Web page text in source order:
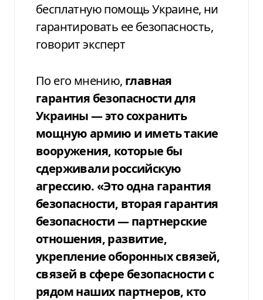
бесплатную помощь Украине, ни
гарантировать ее безопасность,
говорит эксперт
По его мнению, главная
гарантия безопасности для
Украины — это сохранить
мощную армию и иметь такие
вооружения, которые бы
сдерживали российскую
агрессию. «Это одна гарантия
безопасности, вторая гарантия
безопасности — партнерские
отношения, развитие,
укрепление оборонных связей,
связей в сфере безопасности с
рядом наших партнеров, кто